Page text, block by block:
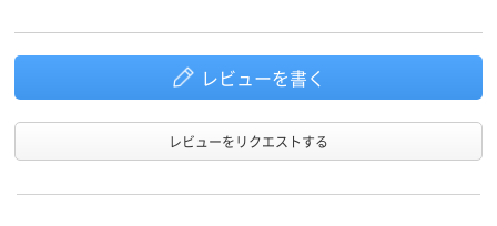
レビューを書く
レビューをリクエストする